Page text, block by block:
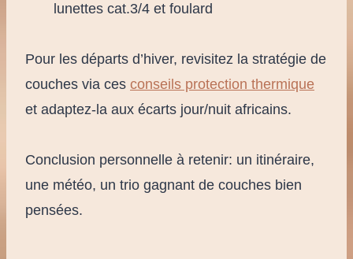
lunettes cat.3/4 et foulard
Pour les départs d’hiver, revisitez la stratégie de
couches via ces conseils protection thermique
et adaptez-la aux écarts jour/nuit africains.
Conclusion personnelle à retenir: un itinéraire,
une météo, un trio gagnant de couches bien
pensées.